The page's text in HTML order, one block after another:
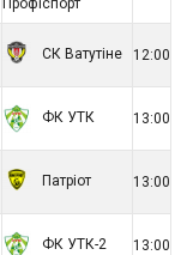
Профіспорт
СК Ватутіне 12:00
ФК УТК 13:00
Патріот 13:00
ФК УТК-2 13:00